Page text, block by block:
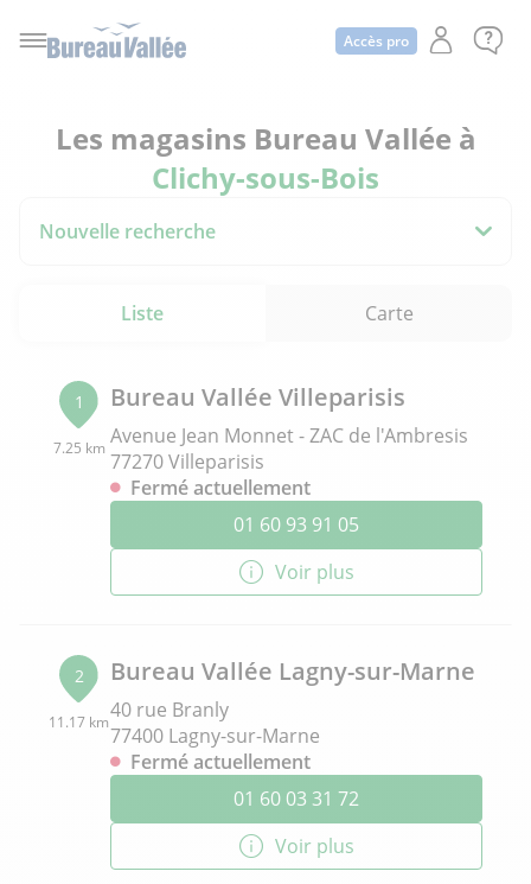
Accès pro
Les magasins Bureau Vallée à
Clichy-sous-Bois
Nouvelle recherche
Liste Carte
1
7.25 km
Bureau Vallée Villeparisis
Avenue Jean Monnet - ZAC de l'Ambresis
77270 Villeparisis
Fermé actuellement
01 60 93 91 05
Voir plus
2
11.17 km
Bureau Vallée Lagny-sur-Marne
40 rue Branly
77400 Lagny-sur-Marne
Fermé actuellement
01 60 03 31 72
Voir plus